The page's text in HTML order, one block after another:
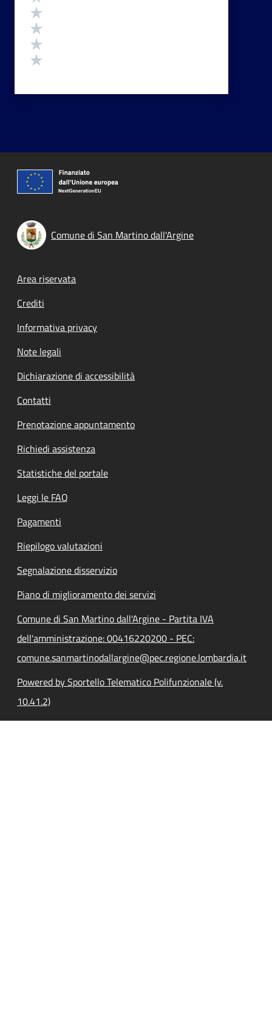
Comune di San Martino dall'Argine
Footer menu
Area riservata
Crediti
Informativa privacy
Note legali
Dichiarazione di accessibilità
Contatti
Prenotazione appuntamento
Richiedi assistenza
Statistiche del portale
Leggi le FAQ
Pagamenti
Riepilogo valutazioni
Segnalazione disservizio
Piano di miglioramento dei servizi
Comune di San Martino dall'Argine - Partita IVA
dell'amministrazione: 00416220200 - PEC:
comune.sanmartinodallargine@pec.regione.lombardia.it
Powered by Sportello Telematico Polifunzionale (v.
10.41.2)